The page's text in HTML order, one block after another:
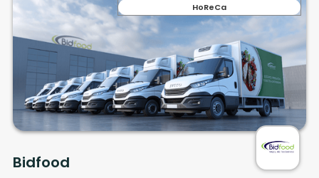
HoReCa
Bidfood